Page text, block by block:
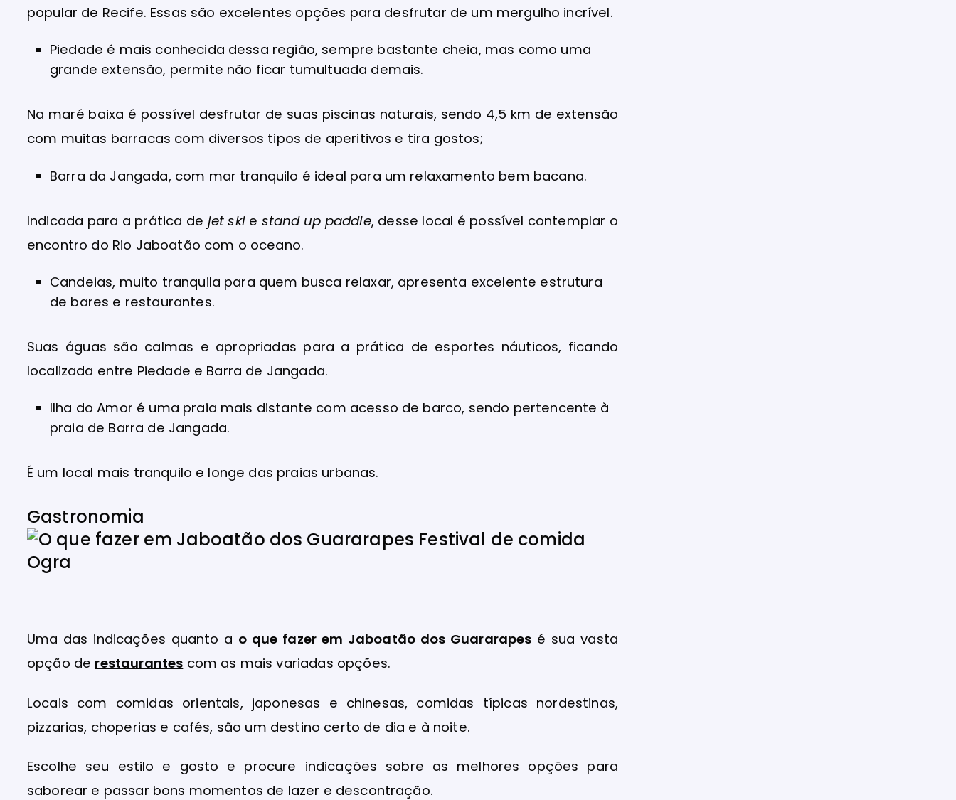
popular de Recife. Essas são excelentes opções para desfrutar de um mergulho incrível.
Piedade é mais conhecida dessa região, sempre bastante cheia, mas como uma
grande extensão, permite não ficar tumultuada demais.
Na maré baixa é possível desfrutar de suas piscinas naturais, sendo 4,5 km de extensão
com muitas barracas com diversos tipos de aperitivos e tira gostos;
Barra da Jangada, com mar tranquilo é ideal para um relaxamento bem bacana.
Indicada para a prática de jet skie stand up paddle, desse local é possível contemplar o
encontro do Rio Jaboatão com o oceano.
Candeias, muito tranquila para quem busca relaxar, apresenta excelente estrutura
de bares e restaurantes.
Suas águas são calmas e apropriadas para a prática de esportes náuticos, ficando
localizada entre Piedade e Barra de Jangada.
Ilha do Amor é uma praia mais distante com acesso de barco, sendo pertencente à
praia de Barra de Jangada.
É um local mais tranquilo e longe das praias urbanas.
Gastronomia
Uma das indicações quanto a o que fazer em Jaboatão dos Guararapes é sua vasta
opção de restaurantes com as mais variadas opções.
Locais com comidas orientais, japonesas e chinesas, comidas típicas nordestinas,
pizzarias, choperias e cafés, são um destino certo de dia e à noite.
Escolhe seu estilo e gosto e procure indicações sobre as melhores opções para
saborear e passar bons momentos de lazer e descontração.